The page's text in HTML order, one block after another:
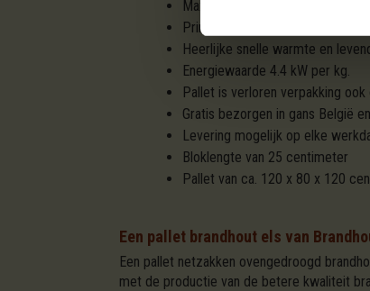
Maximaal 3 blokken tegelijk stoken
Prima brandhout, brandt
Heerlijke snelle warmte en
Energiewaarde 4.4 kW per kg.
Pallet is verloren verpakking
Gratis bezorgen in gans België
Levering mogelijk op elke
Bloklengte van 25 centimeter
Pallet van ca. 120 x 80 x 120
Een pallet brandhout els van
Een pallet netzakken ovengedroogd
met de productie van de betere kwaliteit